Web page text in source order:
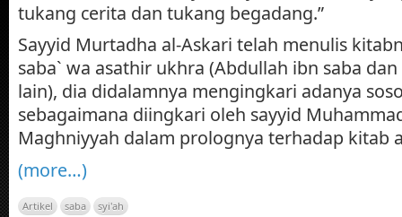
tukang cerita dan tukang begadang.”
Sayyid Murtadha al-Askari telah menulis
saba` wa asathir ukhra (Abdullah ibn saba
lain), dia didalamnya mengingkari adanya
sebagaimana diingkari oleh sayyid
Maghniyyah dalam prolognya terhadap kitab
(more…)
Artikel saba syi'ah